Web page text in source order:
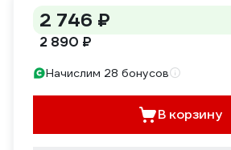
2 746 ₽
2 890 ₽
Начислим 28 бонусов
В корзину